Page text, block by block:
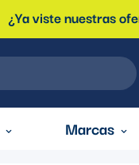
¿Ya viste nuestras
Marcas